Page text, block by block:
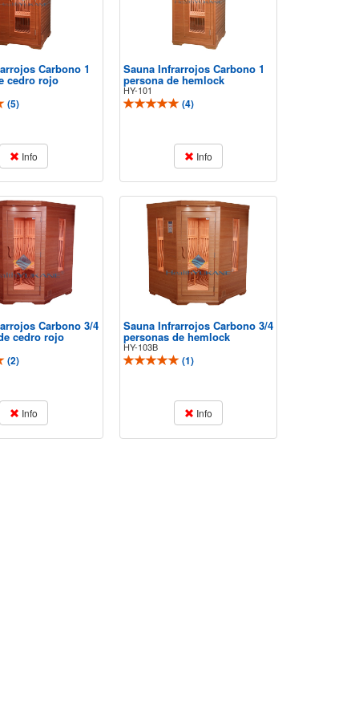
Carbono 1
cedro rojo
(5)
Info
Sauna Infrarrojos Carbono 1
persona de hemlock
HY-101
(4)
Info
Carbono 3/4
cedro rojo
(2)
Info
Sauna Infrarrojos Carbono 3/4
personas de hemlock
HY-103B
(1)
Info